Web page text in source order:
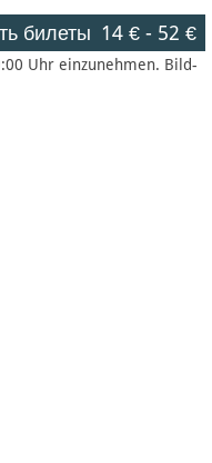
билеты 14 €- 52 €
Uhr einzunehmen. Bild-